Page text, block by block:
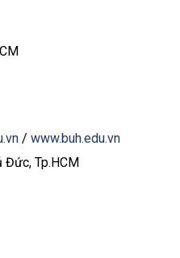
/ www.buh.edu.vn
Đức, Tp.HCM